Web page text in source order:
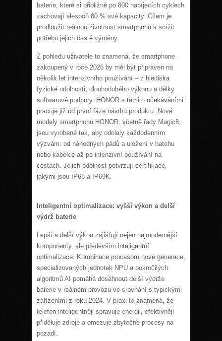
baterie, které si přibližně po 800 nabíjecích cyklech
zachovají alespoň 80 % své kapacity. Cílem je
prodloužit reálnou životnost smartphonů a snížit
potřebu jejich časté výměny.
Z pohledu uživatele to znamená, že smartphone
zakoupený v roce 2026 by měl být připraven na
několik let intenzivního používání – z hlediska
fyzické odolnosti, dlouhodobého výkonu a délky
softwarové podpory. HONOR s těmito očekáváními
pracuje již od první fáze návrhu produktu. Nové
modely smartphonů HONOR, včetně řady Magic8,
jsou vyrobené tak, aby odolaly každodenním
výzvám: od náhodných pádů a uložení v batohu
nebo kabelce až po intenzivní používání na
cestách. Jejich odolnost potvrzují certifikace,
jakými jsou IP68 a IP69K.
Inteligentní optimalizace: vyšší výkon a delší
výdrž baterie
Lepší a delší výkon zajišťují nejen nejmodernější
komponenty, ale především inteligentní
optimalizace. Kombinace procesorů nové generace,
specializovaných jednotek NPU a pokročilých
algoritmů AI pomáhá dosáhnout delší výdrže
baterie v reálném provozu ve srovnání s typickými
zařízeními z roku 2024. V praxi to znamená, že
telefon inteligentněji spravuje energii, efektivněji
přiděluje zdroje a omezuje zbytečné procesy na
pozadí.